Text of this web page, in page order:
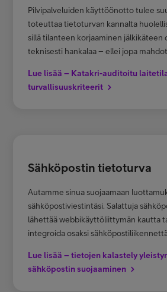
Pilvipalveluiden käyttöönotto tulee
toteuttaa tietoturvan kannalta
sillä tilanteen korjaaminen jälkikäteen
teknisesti hankalaa – ellei jopa
Lue lisää – Katakri-auditoitu
turvallisuuskriteerit
Sähköpostin tietoturva
Autamme sinua suojaamaan
sähköpostiviestintäsi. Salattuja
lähettää webbikäyttöliittymän kautta
integroida osaksi
Lue lisää – tietojen kalastely
sähköpostin suojaaminen